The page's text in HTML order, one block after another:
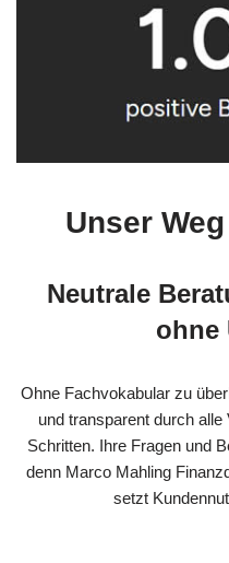
Unser
Neutrale
ohne
Ohne Fachvokabular zu
und transparent durch
Schritten. Ihre Fragen und
denn Marco Mahling
setzt